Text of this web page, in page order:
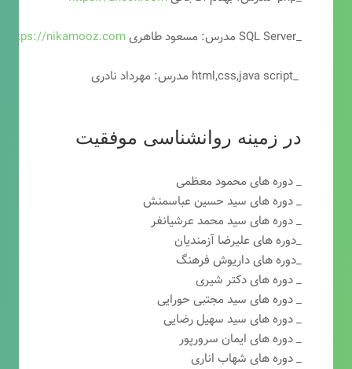
_SQL Server مدرس: مسعود طاهری
https://nikamooz.com
_html,css,java script مدرس: مهرداد نادری
در زمینه روانشناسی موفقیت
_ دوره های محمود معظمی
_ دوره های سید حسین عباسمنش
_ دوره های سید محمد عرشیانفر
_دوره های علیرضا آزمندیان
_دوره های داریوش فرهنگ
_ دوره های دکتر شیری
_ دوره های سید مجتبی حورایی
_ دوره های سید سهیل رضایی
_ دوره های ایمان سرورپور
_ دوره های شهاب اناری